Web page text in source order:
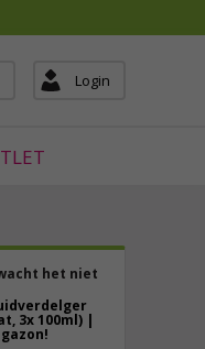
Login
het niet
3x 100ml) |